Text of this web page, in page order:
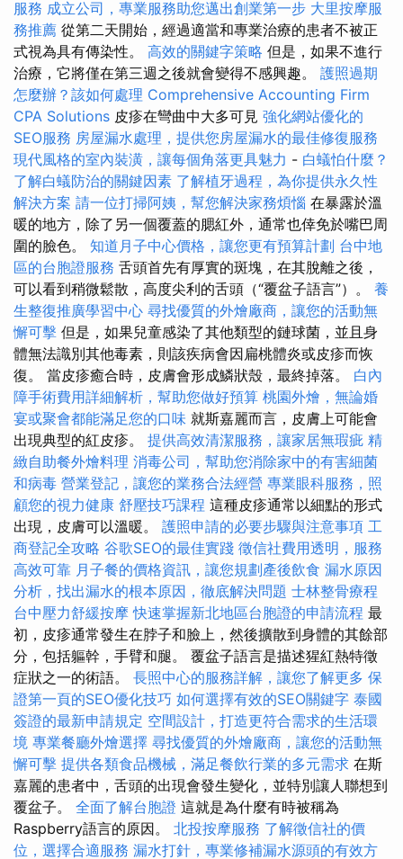
服務 成立公司，專業服務助您邁出創業第一步 大里按摩服
務推薦 從第二天開始，經過適當和專業治療的患者不被正
式視為具有傳染性。 高效的關鍵字策略 但是，如果不進行
治療，它將僅在第三週之後就會變得不感興趣。 護照過期
怎麼辦？該如何處理 Comprehensive Accounting Firm
CPA Solutions 皮疹在彎曲中大多可見 強化網站優化的
SEO服務 房屋漏水處理，提供您房屋漏水的最佳修復服務
現代風格的室內裝潢，讓每個角落更具魅力 - 白蟻怕什麼？
了解白蟻防治的關鍵因素 了解植牙過程，為你提供永久性
解決方案 請一位打掃阿姨，幫您解決家務煩惱 在暴露於溫
暖的地方，除了另一個覆蓋的腮紅外，通常也倖免於嘴巴周
圍的臉色。 知道月子中心價格，讓您更有預算計劃 台中地
區的台胞證服務 舌頭首先有厚實的斑塊，在其脫離之後，
可以看到稍微鬆散，高度尖利的舌頭（“覆盆子語言”）。 養
生整復推廣學習中心 尋找優質的外燴廠商，讓您的活動無
懈可擊 但是，如果兒童感染了其他類型的鏈球菌，並且身
體無法識別其他毒素，則該疾病會因扁桃體炎或皮疹而恢
復。 當皮疹癒合時，皮膚會形成鱗狀殼，最終掉落。 白內
障手術費用詳細解析，幫助您做好預算 桃園外燴，無論婚
宴或聚會都能滿足您的口味 就斯嘉麗而言，皮膚上可能會
出現典型的紅皮疹。 提供高效清潔服務，讓家居無瑕疵 精
緻自助餐外燴料理 消毒公司，幫助您消除家中的有害細菌
和病毒 營業登記，讓您的業務合法經營 專業眼科服務，照
顧您的視力健康 舒壓技巧課程 這種皮疹通常以細點的形式
出現，皮膚可以溫暖。 護照申請的必要步驟與注意事項 工
商登記全攻略 谷歌SEO的最佳實踐 徵信社費用透明，服務
高效可靠 月子餐的價格資訊，讓您規劃產後飲食 漏水原因
分析，找出漏水的根本原因，徹底解決問題 士林整骨療程
台中壓力舒緩按摩快速掌握新北地區台胞證的申請流程 最
初，皮疹通常發生在脖子和臉上，然後擴散到身體的其餘部
分，包括軀幹，手臂和腿。 覆盆子語言是描述猩紅熱特徵
症狀之一的術語。 長照中心的服務詳解，讓您了解更多 保
證第一頁的SEO優化技巧 如何選擇有效的SEO關鍵字 泰國
簽證的最新申請規定 空間設計，打造更符合需求的生活環
境 專業餐廳外燴選擇 尋找優質的外燴廠商，讓您的活動無
懈可擊 提供各類食品機械，滿足餐飲行業的多元需求 在斯
嘉麗的患者中，舌頭的出現會發生變化，並特別讓人聯想到
覆盆子。 全面了解台胞證 這就是為什麼有時被稱為
Raspberry語言的原因。 北投按摩服務 了解徵信社的價
位，選擇合適服務 漏水打針，專業修補漏水源頭的有效方